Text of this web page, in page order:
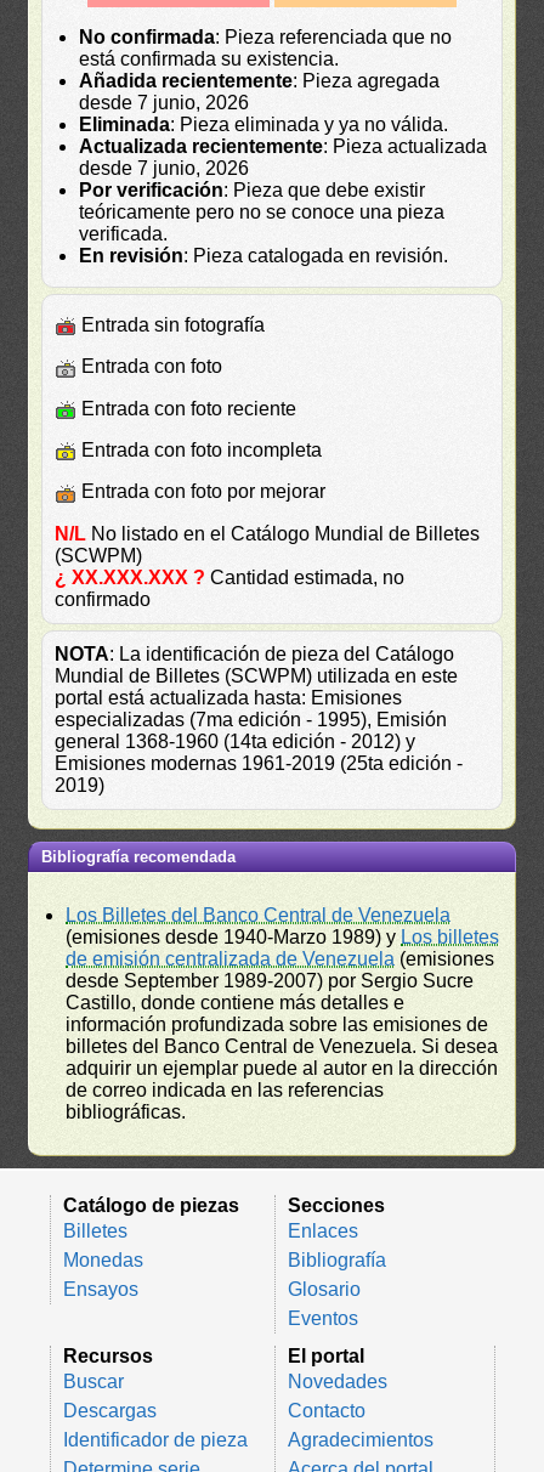
No confirmada: Pieza referenciada que no
está confirmada su existencia.
Añadida recientemente: Pieza agregada
desde 7 junio, 2026
Eliminada: Pieza eliminada y ya no válida.
Actualizada recientemente: Pieza actualizada
desde 7 junio, 2026
Por verificación: Pieza que debe existir
teóricamente pero no se conoce una pieza
verificada.
En revisión: Pieza catalogada en revisión.
Entrada sin fotografía
Entrada con foto
Entrada con foto reciente
Entrada con foto incompleta
Entrada con foto por mejorar
N/L No listado en el Catálogo Mundial de Billetes
(SCWPM)
¿ XX.XXX.XXX ? Cantidad estimada, no
confirmado
NOTA: La identificación de pieza del Catálogo
Mundial de Billetes (SCWPM) utilizada en este
portal está actualizada hasta: Emisiones
especializadas (7ma edición - 1995), Emisión
general 1368-1960 (14ta edición - 2012) y
Emisiones modernas 1961-2019 (25ta edición -
2019)
Bibliografía recomendada
Los Billetes del Banco Central de Venezuela
(emisiones desde 1940-Marzo 1989) y Los billetes
de emisión centralizada de Venezuela (emisiones
desde September 1989-2007) por Sergio Sucre
Castillo, donde contiene más detalles e
información profundizada sobre las emisiones de
billetes del Banco Central de Venezuela. Si desea
adquirir un ejemplar puede al autor en la dirección
de correo indicada en las referencias
bibliográficas.
Catálogo de piezas
Billetes
Monedas
Ensayos
Secciones
Enlaces
Bibliografía
Glosario
Eventos
Recursos
Buscar
Descargas
Identificador de pieza
El portal
Novedades
Contacto
Agradecimientos